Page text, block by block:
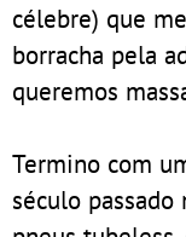
célebre) que
borracha pela
queremos
Termino com
século